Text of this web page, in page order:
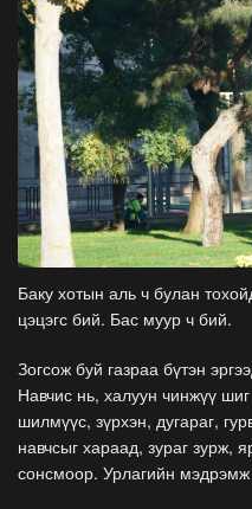
Баку хотын аль ч булан
цэцэгс бий. Бас муур ч бий.
Зогсож буй газраа бүтэн
Навчис нь, халуун чинжүү
шилмүүс, зүрхэн, дугараг,
навчсыг хараад, зураг зурж,
сонсмоор. Урлагийн